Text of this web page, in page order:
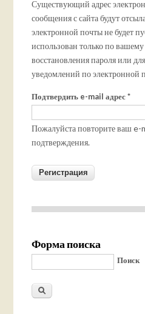
Существующий адрес
сообщения с сайта будут
электронной почты не будет
использован только по
восстановления пароля или
уведомлений по электронной
Подтвердить e-mail адрес*
Пожалуйста повторите ваш e-
подтверждения.
Форма поиска
Поиск